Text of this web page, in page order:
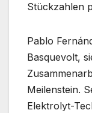
Stückzahlen
Pablo
Basquevolt,
Meilenstein.
Elektrolyt-